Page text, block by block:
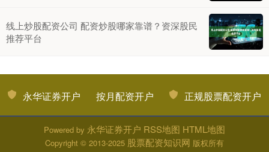
线上炒股配资公司 配资炒股哪家靠谱？资深股民
推荐平台
永华证券开户 按月配资开户 正规股票配资开户
Powered by 永华证券开户 RSS地图 HTML地图
Copyright © 2013-2025 股票配资知识网 版权所有